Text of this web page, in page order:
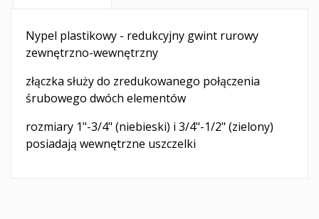
Nypel plastikowy - redukcyjny gwint rurowy
zewnętrzno-wewnętrzny
złączka służy do zredukowanego połączenia
śrubowego dwóch elementów
rozmiary 1"-3/4" (niebieski) i 3/4"-1/2" (zielony)
posiadają wewnętrzne uszczelki